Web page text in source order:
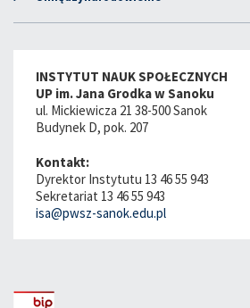
INSTYTUT NAUK SPOŁECZNYCH
UP im. Jana Grodka w Sanoku
ul. Mickiewicza 21 38-500 Sanok
Budynek D, pok. 207
Kontakt:
Dyrektor Instytutu 13 46 55 943
Sekretariat 13 46 55 943
isa@pwsz-sanok.edu.pl